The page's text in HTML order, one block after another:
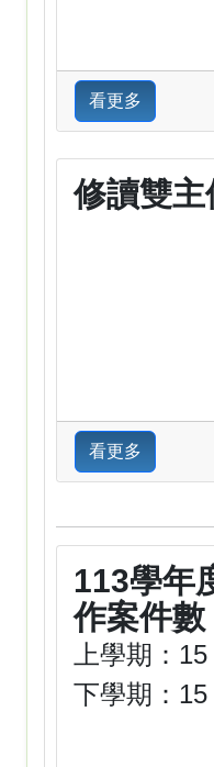
看更多
修讀雙主
看更多
113學年
作案件數
上學期：
下學期：15